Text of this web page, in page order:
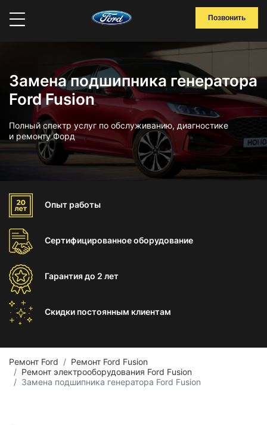
Позвонить
Замена подшипника генератора
Ford Fusion
Полный спектр услуг по обслуживанию, диагностике
и ремонту Форд
Опыт работы
Сертифицированноеоборудование
Гарантиядо 2 лет
Скидки постоянным клиентам
Ремонт Ford
Ремонт Ford Fusion
Ремонт электрооборудования Ford Fusion
Замена подшипника генератора Ford Fusion